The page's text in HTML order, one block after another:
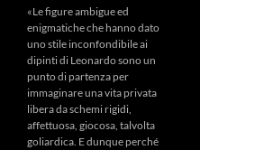
«Le figure ambigue ed
enigmatiche che hanno dato
uno stile inconfondibile ai
dipinti di Leonardo sono un
punto di partenza per
immaginare una vita privata
libera da schemi rigidi,
affettuosa, giocosa, talvolta
goliardica. E dunque perché